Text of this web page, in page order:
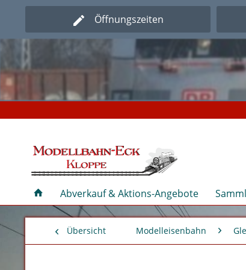
Öffnungszeiten
Abverkauf & Aktions-Angebote
Übersicht Modelleisenbahn